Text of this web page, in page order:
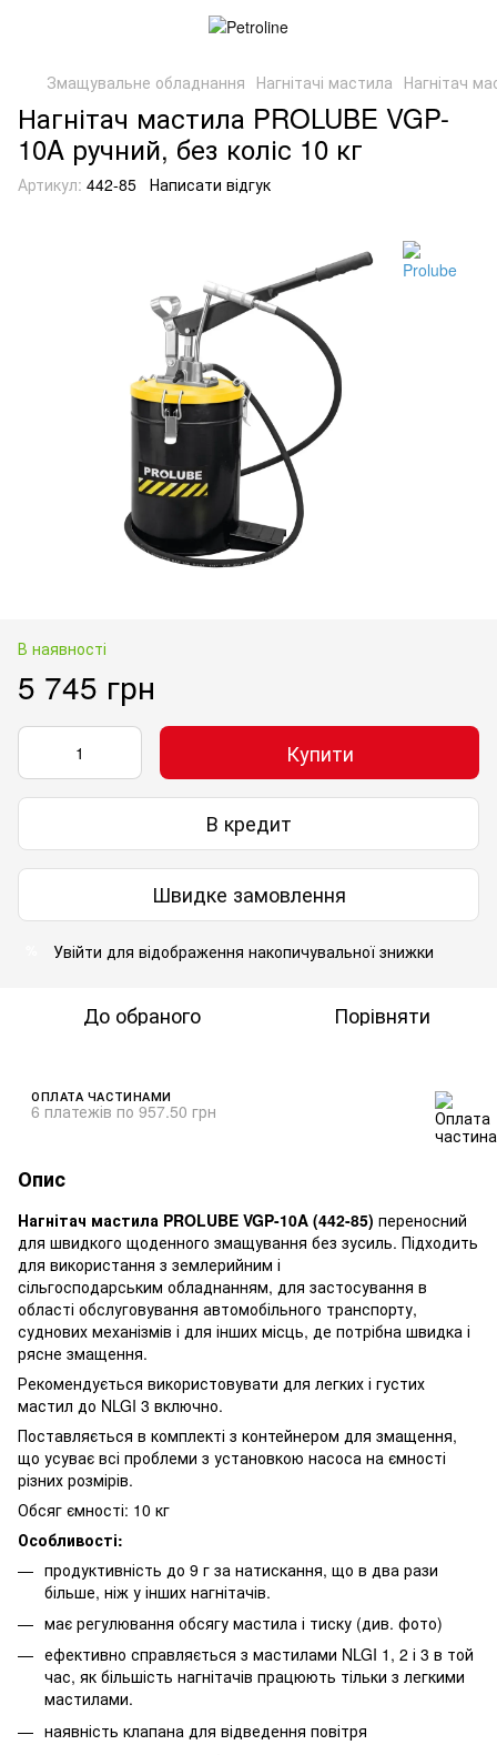
Змащувальне обладнання Нагнітачі мастила Нагнітач
Нагнітач мастила PROLUBE VGP-
10A ручний, без коліс 10 кг
Артикул: 442-85 Написати відгук
В наявності
5 745 грн
Купити
В кредит
Швидке замовлення
Увійти для відображення накопичувальної знижки
До обраного Порівняти
ОПЛАТА ЧАСТИНАМИ
6 платежів по 957.50 грн
Опис
Нагнітач мастила PROLUBE VGP-10A (442-85) переносний
для швидкого щоденного змащування без зусиль. Підходить
для використання з землерийним і
сільгосподарським обладнанням, для застосування в
області обслуговування автомобільного транспорту,
суднових механізмів і для інших місць, де потрібна швидка і
рясне змащення.
Рекомендується використовувати для легких і густих
мастил до NLGI 3 включно.
Поставляється в комплекті з контейнером для змащення,
що усуває всі проблеми з установкою насоса на ємності
різних розмірів.
Обсяг ємності: 10 кг
Особливості:
продуктивність до 9 г за натискання, що в два рази
більше, ніж у інших нагнітачів.
має регулювання обсягу мастила і тиску (див. фото)
ефективно справляється з мастилами NLGI 1, 2 і 3 в той
час, як більшість нагнітачів працюють тільки з легкими
мастилами.
наявність клапана для відведення повітря